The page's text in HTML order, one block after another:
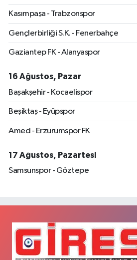
Kasımpaşa - Trabzonspor
Gençlerbirliği S.K. - Fenerbahçe
Gaziantep FK - Alanyaspor
16 Ağustos, Pazar
Başakşehir - Kocaelispor
Beşiktaş - Eyüpspor
Amed - Erzurumspor FK
17 Ağustos, Pazartesi
Samsunspor - Göztepe